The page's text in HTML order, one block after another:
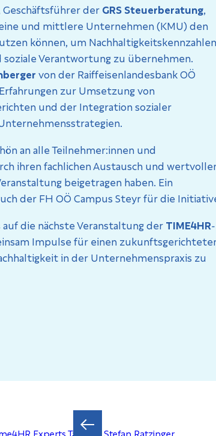
Geschäftsführer derGRS Steuerberatung,
und mittlere Unternehmen (KMU) den
können, um Nachhaltigkeitskennzahlen
Verantwortung zu übernehmen.
von der Raiffeisenlandesbank OÖ
zur Umsetzung von
und der Integration sozialer
an alle Teilnehmer:innen und
ihren fachlichen Austausch und
beigetragen haben. Ein
der FH OÖ Campus Steyr für die
die nächste Veranstaltung derTIME4HR-
Impulse für einen
in der Unternehmenspraxis zu